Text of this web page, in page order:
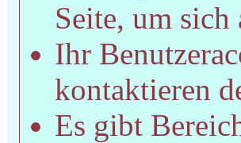
Seite, um
Ihr
kontaktieren
Es gibt